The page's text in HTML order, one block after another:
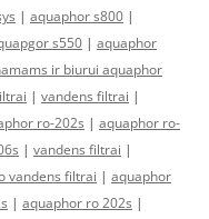
| aquaphor s800 |
s550 | aquaphor
ir biurui aquaphor
| vandens filtrai |
ro-202s | aquaphor ro-
| vandens filtrai |
vandens filtrai | aquaphor
| aquaphor ro 202s |